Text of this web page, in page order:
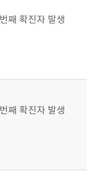
확진자 발생
확진자 발생